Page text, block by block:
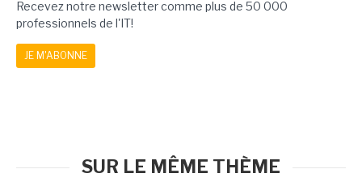
Recevez notre newsletter comme plus de 50 000
professionnels de l'IT!
JE M'ABONNE
SUR LE MÊME THÈME